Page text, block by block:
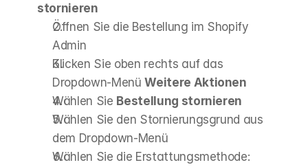
stornieren
Öffnen Sie die Bestellung im Shopify
Admin
Klicken Sie oben rechts auf das
Dropdown-Menü Weitere Aktionen
Wählen Sie Bestellung stornieren
Wählen Sie den Stornierungsgrund aus
dem Dropdown-Menü
Wählen Sie die Erstattungsmethode: